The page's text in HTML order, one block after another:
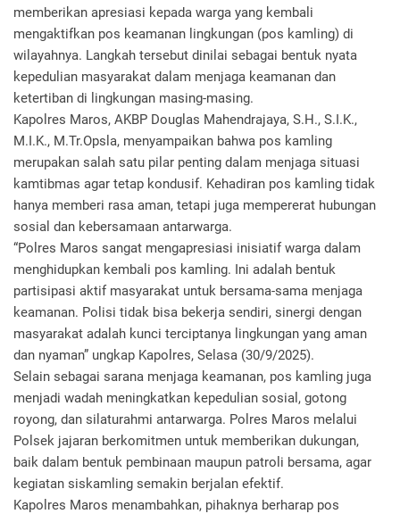
memberikan apresiasi kepada warga yang kembali
mengaktifkan pos keamanan lingkungan (pos kamling) di
wilayahnya. Langkah tersebut dinilai sebagai bentuk nyata
kepedulian masyarakat dalam menjaga keamanan dan
ketertiban di lingkungan masing-masing.
Kapolres Maros, AKBP Douglas Mahendrajaya, S.H., S.I.K.,
M.I.K., M.Tr.Opsla, menyampaikan bahwa pos kamling
merupakan salah satu pilar penting dalam menjaga situasi
kamtibmas agar tetap kondusif. Kehadiran pos kamling tidak
hanya memberi rasa aman, tetapi juga mempererat hubungan
sosial dan kebersamaan antarwarga.
“Polres Maros sangat mengapresiasi inisiatif warga dalam
menghidupkan kembali pos kamling. Ini adalah bentuk
partisipasi aktif masyarakat untuk bersama-sama menjaga
keamanan. Polisi tidak bisa bekerja sendiri, sinergi dengan
masyarakat adalah kunci terciptanya lingkungan yang aman
dan nyaman” ungkap Kapolres, Selasa (30/9/2025).
Selain sebagai sarana menjaga keamanan, pos kamling juga
menjadi wadah meningkatkan kepedulian sosial, gotong
royong, dan silaturahmi antarwarga. Polres Maros melalui
Polsek jajaran berkomitmen untuk memberikan dukungan,
baik dalam bentuk pembinaan maupun patroli bersama, agar
kegiatan siskamling semakin berjalan efektif.
Kapolres Maros menambahkan, pihaknya berharap pos